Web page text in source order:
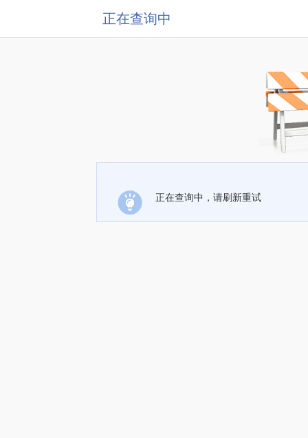
正在查询中
正在查询中，请刷新重试